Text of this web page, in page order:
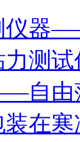
仪器
测
自由
在